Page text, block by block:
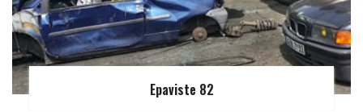
Epaviste 82